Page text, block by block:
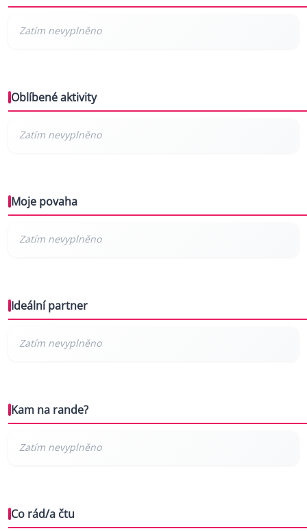
Oblíbené aktivity
Moje povaha
Ideální partner
Kam na rande?
Co rád/a čtu